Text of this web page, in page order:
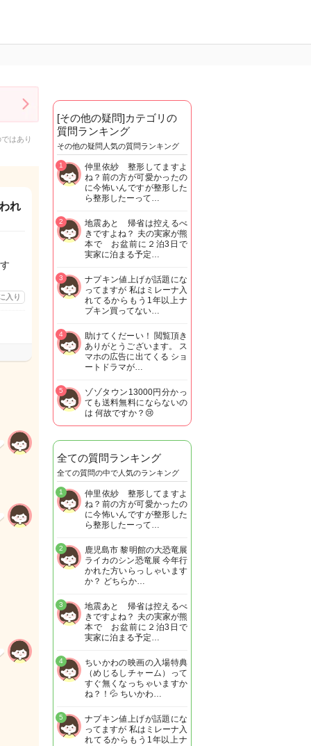
はあり
れ
入り
[その他の疑問]カテゴリの
質問ランキング
その他の疑問人気の質問ランキング
仲里依紗 整形してますよ
ね？前の方が可愛かったの
に今怖いんですが整形した
ら整形したーって…
1
地震あと 帰省は控えるべ
きですよね？ 夫の実家が熊
本で お盆前に２泊3日で
実家に泊まる予定…
2
ナプキン値上げが話題にな
ってますが 私はミレーナ入
れてるからもう1年以上ナ
プキン買ってない…
3
助けてくだーい！ 閲覧頂き
ありがとうございます。 ス
マホの広告に出てくる ショ
ートドラマが…
4
ゾゾタウン13000円分かっ
ても送料無料にならないの
は 何故ですか？😢
5
全ての質問ランキング
全ての質問の中で人気のランキング
仲里依紗 整形してますよ
ね？前の方が可愛かったの
に今怖いんですが整形した
ら整形したーって…
1
鹿児島市 黎明館の大恐竜展
ライカのシン恐竜展 今年行
かれた方いらっしゃいます
か？ どちらか…
2
地震あと 帰省は控えるべ
きですよね？ 夫の実家が熊
本で お盆前に２泊3日で
実家に泊まる予定…
3
ちいかわの映画の入場特典
（めじるしチャーム）って
すぐ無くなっちゃいますか
ね？！💦 ちいかわ…
4
ナプキン値上げが話題にな
ってますが 私はミレーナ入
れてるからもう1年以上ナ
5